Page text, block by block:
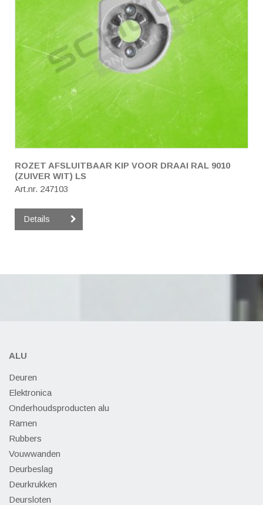
ROZET AFSLUITBAAR KIP VOOR DRAAI RAL 9010
(ZUIVER WIT) LS
Art.nr. 247103
Details
ALU
Deuren
Elektronica
Onderhoudsproducten alu
Ramen
Rubbers
Vouwwanden
Deurbeslag
Deurkrukken
Deursloten